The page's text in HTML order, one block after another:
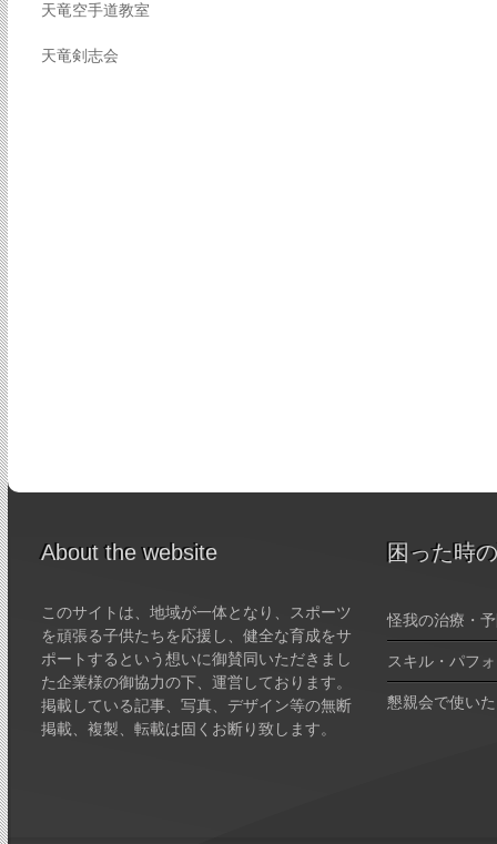
天竜空手道教室
天竜剣志会
About the website
このサイトは、地域が一体となり、スポーツ
を頑張る子供たちを応援し、健全な育成をサ
ポートするという想いに御賛同いただきまし
た企業様の御協力の下、運営しております。
掲載している記事、写真、デザイン等の無断
掲載、複製、転載は固くお断り致します。
困った時
怪我の治療・
スキル・パフ
懇親会で使い